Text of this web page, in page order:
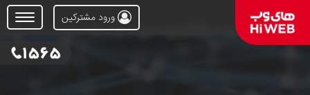
Open
Menu
ورود مشترکین